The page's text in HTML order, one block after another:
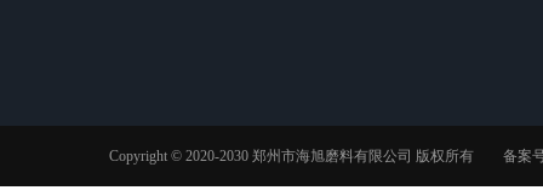
Copyright © 2020-2030 郑州市海旭磨料有限公司 版权所有 备案